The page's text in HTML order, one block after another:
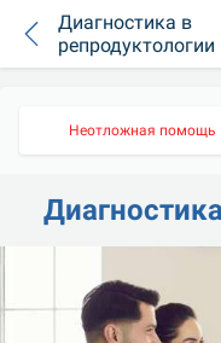
Диагностика в
репродуктологии
Неотложная помощь